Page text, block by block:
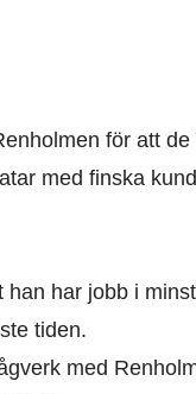
för att de
med finska
har jobb i
tiden.
med